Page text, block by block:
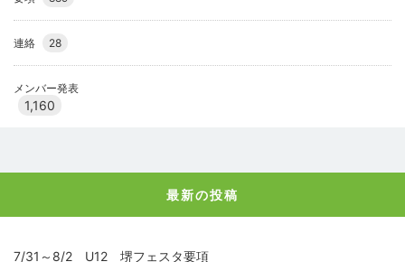
連絡 28
メンバー発表
1,160
最新の投稿
7/31～8/2 U12 堺フェスタ要項